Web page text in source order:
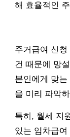
해 효율적인
주거급여 신
건 때문에 망
본인에게 맞
을 미리 파악
특히, 월세 지
있는 임차급